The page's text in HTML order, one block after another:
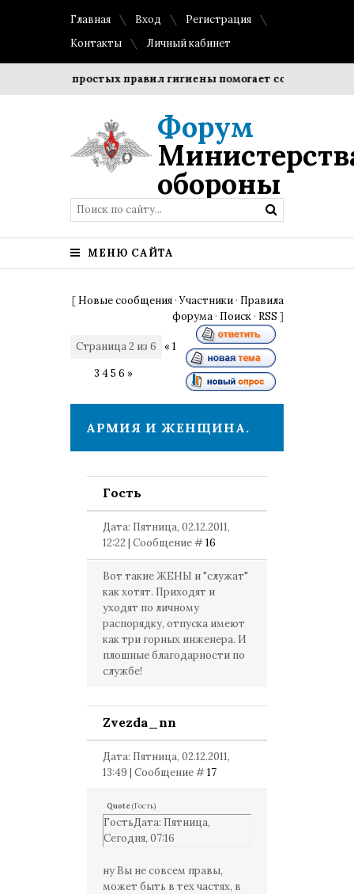
Главная Вход
Регистрация
Контакты
Личный кабинет
простых правил гигиены помогает сохранить
Форум
обороны
МЕНЮ САЙТА
[ Новые сообщения ·Участники · Правила
форума · Поиск · RSS ]
Страница2 из 6 « 1
3 45 6 »
АРМИЯ И ЖЕНЩИНА.
Гость
Дата: Пятница, 02.12.2011,
12:22 | Сообщение #16
Вот такие ЖЕНЫ и "служат"
как хотят. Приходят и
уходят по личному
распорядку, отпуска имеют
как три горных инженера. И
плошные благодарности по
службе!
Zvezda_nn
Дата: Пятница, 02.12.2011,
13:49 | Сообщение #17
Quote(Гость)
ГостьДата: Пятница,
Сегодня, 07:16
ну Вы не совсем правы,
может быть в тех частях, в